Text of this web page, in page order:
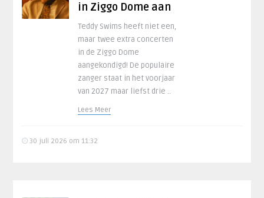
in Ziggo Dome aan
Teddy Swims heeft niet een,
maar twee extra concerten
in de Ziggo Dome
aangekondigd! De populaire
zanger staat in het voorjaar
van 2027 maar liefst drie ..
Lees Meer
30 juli 2026 om 11:32